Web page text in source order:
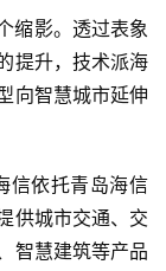
缩影。透过表象
提升，技术派海
向智慧城市延伸
信依托青岛海信
供城市交通、交
智慧建筑等产品